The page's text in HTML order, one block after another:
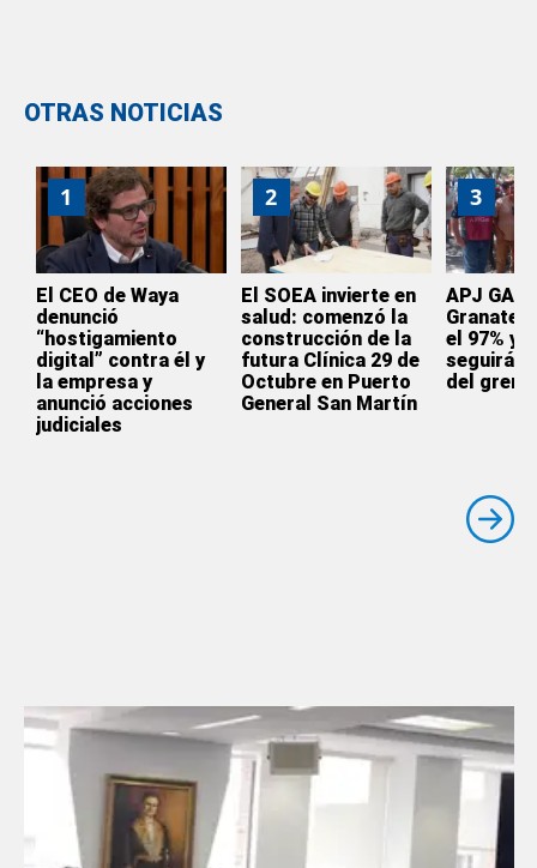
OTRAS NOTICIAS
1
El CEO de Waya
denunció
“hostigamiento
digital” contra él y
la empresa y
anunció acciones
judiciales
2
El SOEA invierte en
salud: comenzó la
construcción de la
futura Clínica 29 de
Octubre en Puerto
General San Martín
3
APJ
Granate
el 97% y
seguirá
del